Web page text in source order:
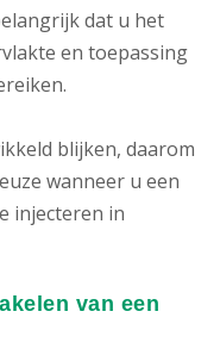
dat u het
en toepassing
blijken, daarom
wanneer u een
injecteren in
van een